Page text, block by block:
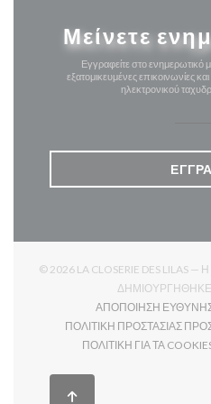
Μείνετε
Εγγραφείτε στο ενημερωτικό
εξατομικευμένες επικοινωνίες
ηλεκτρονικού
© 2026 LA CLOSERIE DES LILAS
ΑΠΟΠΟΊΗΣΗ
ΠΟΛΙΤΙΚΉ ΠΡΟΣΤΑΣΊΑΣ
ΠΟΛΙΤΙΚΉ ΓΙΑ ΤΑ